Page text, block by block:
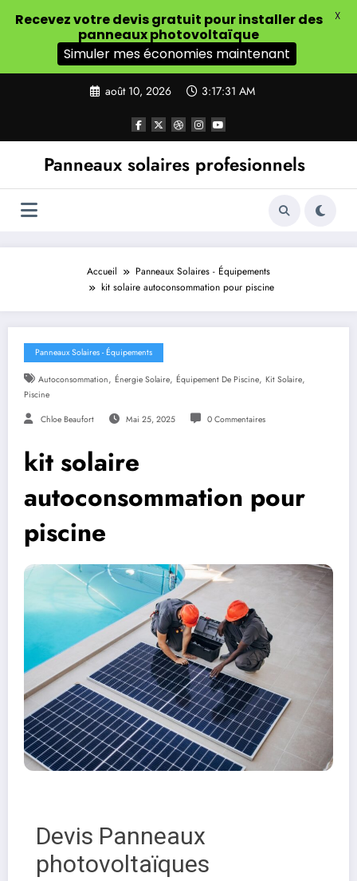
août 10, 2026 3:17:32 AM
Panneaux solaires profesionnels
Accueil
Panneaux Solaires - Équipements
kit solaire autoconsommation pour piscine
Panneaux Solaires - Équipements
Autoconsommation, Énergie Solaire, Équipement De Piscine, Kit Solaire,
Piscine
Chloe Beaufort Mai 25, 2025 0 Commentaires
kit solaire
autoconsommation pour
piscine
Devis Panneaux
photovoltaïques
Recevez votre devis gratuit pour installer des
panneaux photovoltaïque
Simuler mes économies maintenant
X